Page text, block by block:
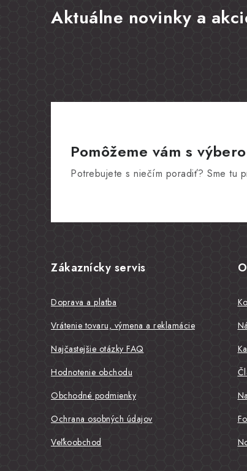
Aktuálne novinky a
Pomôžeme vám s
Potrebujete s niečím poradiť? Sme tu
Zákaznícky servis
Doprava a platba
Vrátenie tovaru, výmena a reklamácie
Najčastejšie otázky FAQ
Hodnotenie obchodu
Obchodné podmienky
Ochrana osobných údajov
Veľkoobchod